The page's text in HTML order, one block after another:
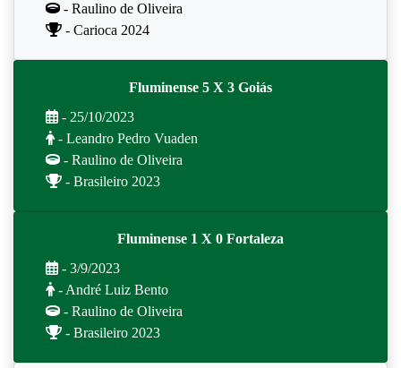
- Raulino de Oliveira
- Carioca 2024
Fluminense 5 X 3 Goiás
- 25/10/2023
- Leandro Pedro Vuaden
- Raulino de Oliveira
- Brasileiro 2023
Fluminense 1 X 0 Fortaleza
- 3/9/2023
- André Luiz Bento
- Raulino de Oliveira
- Brasileiro 2023